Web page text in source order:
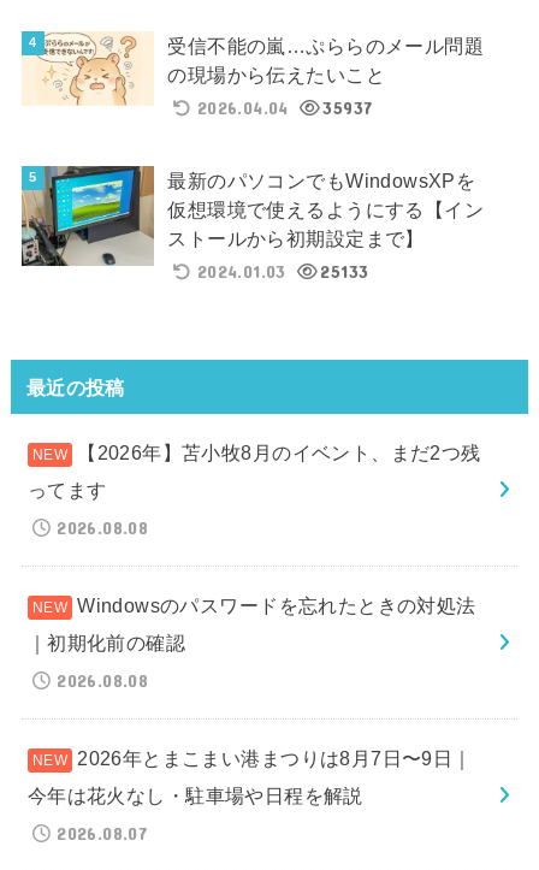
受信不能の嵐…ぷららのメール問題
の現場から伝えたいこと
2026.04.04
35937
最新のパソコンでもWindowsXPを
仮想環境で使えるようにする【イン
ストールから初期設定まで】
2024.01.03
25133
最近の投稿
【2026年】苫小牧8月のイベント、まだ2つ残
ってます
2026.08.08
Windowsのパスワードを忘れたときの対処法
｜初期化前の確認
2026.08.08
2026年とまこまい港まつりは8月7日〜9日｜
今年は花火なし・駐車場や日程を解説
2026.08.07